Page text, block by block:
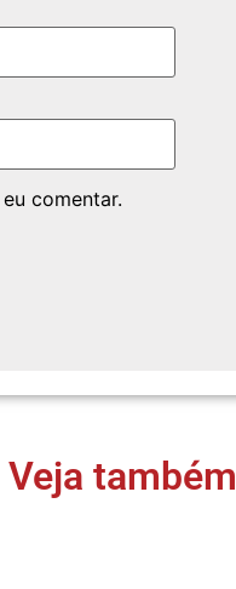
comentar.
Veja também